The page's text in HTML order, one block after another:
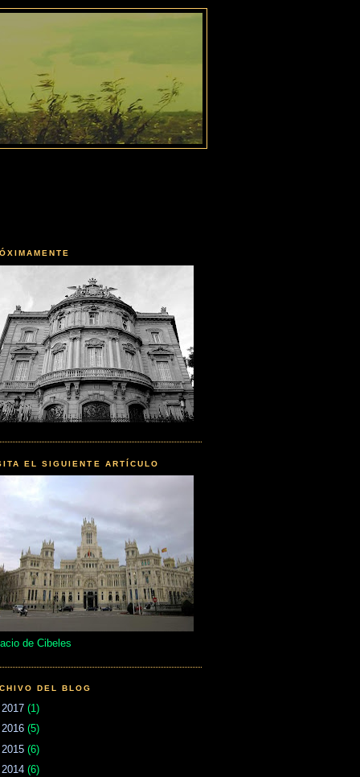
EL SIGUIENTE ARTÍCULO
de Cibeles
DEL BLOG
2017 (1)
2016 (5)
2015 (6)
2014 (6)